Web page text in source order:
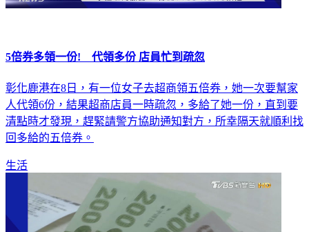
5倍券多領一份! 代領多份 店員忙到疏忽
彰化鹿港在8日，有一位女子去超商領五倍券，她一次要幫家
人代領6份，結果超商店員一時疏忽，多給了她一份，直到要
清點時才發現，趕緊請警方協助通知對方，所幸隔天就順利找
回多給的五倍券。
生活